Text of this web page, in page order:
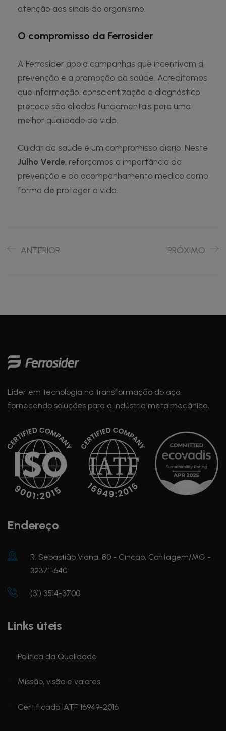
atenção aos sinais do organismo.
O compromisso da Ferrosider
A Ferrosider apoia campanhas que incentivam a
prevenção e a promoção da saúde. Acreditamos
que informação, conscientização e diagnóstico
precoce são aliados fundamentais para uma
melhor qualidade de vida.
Cuidar da saúde é um compromisso diário. Neste
Julho Verde, reforçamos a importância da
prevenção e do acompanhamento médico como
forma de proteger a vida.
ANTERIOR PRÓXIMO
Líder em tecnologia na transformação do aço,
fornecendo soluções para a indústria metalmecânica.
Endereço
R. Sebastião Viana, 80 - Cincao, Contagem/MG -
32371-640
(31) 3514-3700
Links úteis
Política da Qualidade
Missão, visão e valores
Certificado IATF 16949-2016